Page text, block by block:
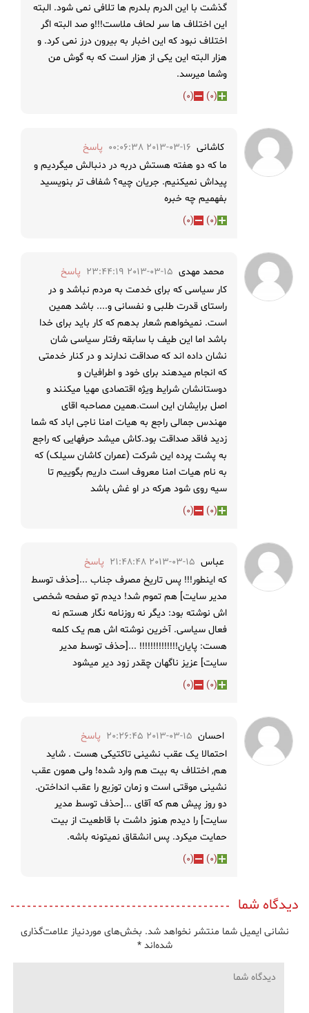
گذشت با این الدرم بلدرم ها تلافی نمی شود. البته
این اختلاف ها سر لحاف ملاست!!!و صد البته اگر
اختلاف نبود که این اخبار به بیرون درز نمی کرد. و
هزار البته این یکی از هزار است که به گوش من
وشما میرسد.
(
0
)
(
0
)
کاشانی 2013-03-16 00:06:38
پاسخ
ما که دو هفته هستش دربه در دنبالش میگردیم و
پیداش نمیکنیم. جریان چیه؟ شفاف تر بنویسید
بفهمیم چه خبره
(
0
)
(
0
)
محمد مهدی 2013-03-15 23:44:19
پاسخ
کار سیاسی که برای خدمت به مردم نباشد و در
راستای قدرت طلبی و نفسانی و.... باشد همین
است. نمیخواهم شعار بدهم که کار باید برای خدا
باشد اما این طیف با سابقه رفتار سیاسی شان
نشان داده اند که صداقت ندارند و در کنار خدمتی
که انجام میدهند برای خود و اطرافیان و
دوستانشان شرایط ویژه اقتصادی مهیا میکنند و
اصل برایشان این است.همین مصاحبه اقای
مهندس جمالی راجع به هیات امنا ناجی اباد که شما
زدید فاقد صداقت بود.کاش میشد حرفهایی که راجع
به پشت پرده این شرکت (عمران کاشان سیلک) که
به نام هیات امنا معروف است داریم بگوییم تا
سیه روی شود هرکه در او غش باشد
(
0
)
(
0
)
عباس 2013-03-15 21:48:48
پاسخ
که اینطور!!! پس تاریخ مصرف جناب ...[حذف توسط
مدیر سایت] هم تموم شد! دیدم تو صفحه شخصی
اش نوشته بود: دیگر نه روزنامه نگار هستم نه
فعال سیاسی. آخرین نوشته اش هم یک کلمه
هست: پایان!!!!!!!!!!!!!! ...[حذف توسط مدیر
سایت] عزیز ناگهان چقدر زود دیر میشود
(
0
)
(
0
)
احسان 2013-03-15 20:26:45
پاسخ
احتمالا یک عقب نشینی تاکتیکی هست . شاید
هم, اختلاف به بیت هم وارد شده! ولی همون عقب
نشینی موقتی است و زمان توزیع را عقب انداختن.
دو روز پیش هم که آقای ...[حذف توسط مدیر
سایت] را دیدم هنوز داشت با قاطعیت از بیت
حمایت میکرد. پس انشقاق نمیتونه باشه.
(
0
)
(
0
)
دیدگاه شما
نشانی ایمیل شما منتشر نخواهد شد. بخش‌های موردنیاز علامت‌گذاری
شده‌اند*